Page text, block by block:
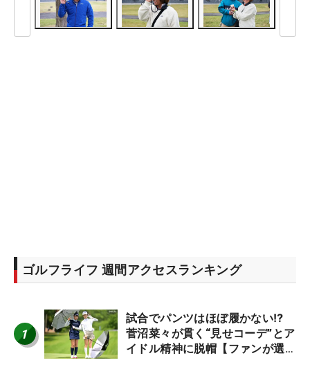
ゴルフライフ 週間アクセスランキング
1
試合でパンツはほぼ履かない⁉
菅沼菜々が貫く“見せコーデ”とア
イドル精神に脱帽【ファンが選ぶ